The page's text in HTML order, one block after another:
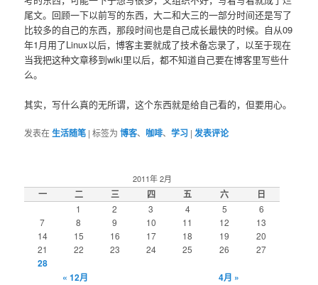
尾文。回顾一下以前写的东西，大二和大三的一部分时间还是写了
比较多的自己的东西，那段时间也是自己成长最快的时候。自从09
年1月用了Linux以后，博客主要就成了技术备忘录了，以至于现在
当我把这种文章移到wiki里以后，都不知道自己要在博客里写些什
么。
其实，写什么真的无所谓，这个东西就是给自己看的，但要用心。
发表在生活随笔 |标签为 博客、 咖啡、学习 |发表评论
2011年 2月
一 二 三 四 五 六 日
1 2 3 4 5
6
7
8 9 10 11 12
13
14
15 16 17 18 19
20
21
22 23 24 25 26 27
28
« 12月
4月 »